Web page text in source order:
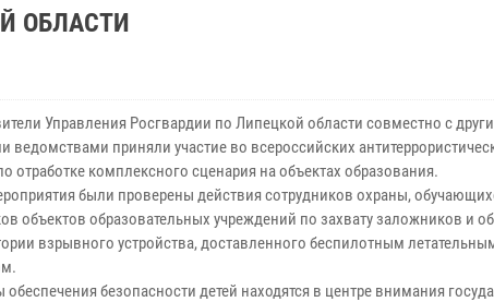
ОБЛАСТИ
Управления Росгвардии по Липецкой области совместно с
ведомствами приняли участие во всероссийских
отработке комплексного сценария на объектах образования.
были проверены действия сотрудников охраны,
объектов образовательных учреждений по захвату заложников и
взрывного устройства, доставленного беспилотным
обеспечения безопасности детей находятся в центре внимания